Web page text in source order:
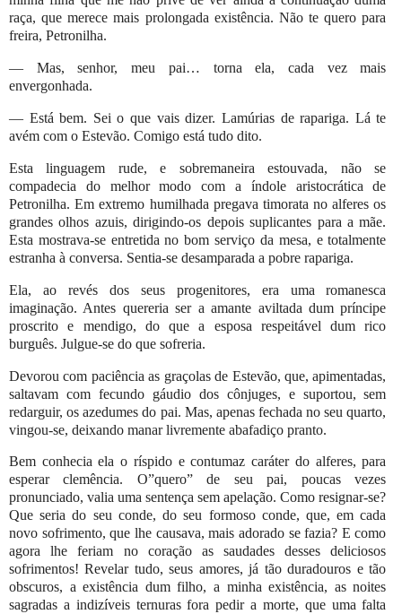
raça, que merece mais prolongada existência. Não te quero para
freira, Petronilha.
— Mas, senhor, meu pai… torna ela, cada vez mais
envergonhada.
— Está bem. Sei o que vais dizer. Lamúrias de rapariga. Lá te
avém com o Estevão. Comigo está tudo dito.
Esta linguagem rude, e sobremaneira estouvada, não se
compadecia do melhor modo com a índole aristocrática de
Petronilha. Em extremo humilhada pregava timorata no alferes os
grandes olhos azuis, dirigindo-os depois suplicantes para a mãe.
Esta mostrava-se entretida no bom serviço da mesa, e totalmente
estranha à conversa. Sentia-se desamparada a pobre rapariga.
Ela, ao revés dos seus progenitores, era uma romanesca
imaginação. Antes quereria ser a amante aviltada dum príncipe
proscrito e mendigo, do que a esposa respeitável dum rico
burguês. Julgue-se do que sofreria.
Devorou com paciência as graçolas de Estevão, que, apimentadas,
saltavam com fecundo gáudio dos cônjuges, e suportou, sem
redarguir, os azedumes do pai. Mas, apenas fechada no seu quarto,
vingou-se, deixando manar livremente abafadiço pranto.
Bem conhecia ela o ríspido e contumaz caráter do alferes, para
esperar clemência. O”quero” de seu pai, poucas vezes
pronunciado, valia uma sentença sem apelação. Como resignar-se?
Que seria do seu conde, do seu formoso conde, que, em cada
novo sofrimento, que lhe causava, mais adorado se fazia? E como
agora lhe feriam no coração as saudades desses deliciosos
sofrimentos! Revelar tudo, seus amores, já tão duradouros e tão
obscuros, a existência dum filho, a minha existência, as noites
sagradas a indizíveis ternuras fora pedir a morte, que uma falta